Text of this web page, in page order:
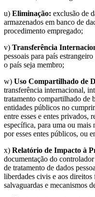
u) Eliminação: exclusão de
armazenados em banco de
procedimento empregado;
v) Transferência
pessoais para país
o país seja membro;
w) Uso Compartilhado de
transferência internacional,
tratamento compartilhado de
entidades públicos no
entre esses e entes privados,
específica, para uma ou mais
por esses entes públicos, ou
x) Relatório de Impacto à
documentação do
de tratamento de dados
liberdades civis e aos
salvaguardas e mecanismos